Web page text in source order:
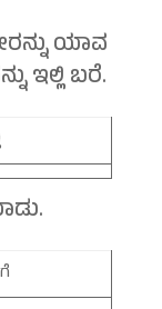
ಯಾವ
ಇಲ್ಲಿ ಬರೆ.